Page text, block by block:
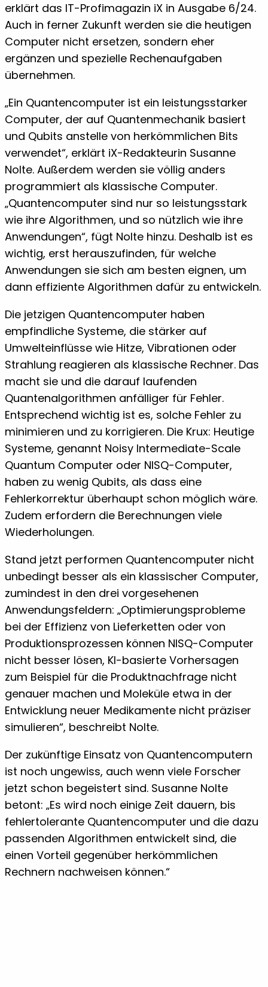
erklärt das IT-Profimagazin iX in Ausgabe 6/24.
Auch in ferner Zukunft werden sie die heutigen
Computer nicht ersetzen, sondern eher
ergänzen und spezielle Rechenaufgaben
übernehmen.
„Ein Quantencomputer ist ein leistungsstarker
Computer, der auf Quantenmechanik basiert
und Qubits anstelle von herkömmlichen Bits
verwendet“, erklärt iX-Redakteurin Susanne
Nolte. Außerdem werden sie völlig anders
programmiert als klassische Computer.
„Quantencomputer sind nur so leistungsstark
wie ihre Algorithmen, und so nützlich wie ihre
Anwendungen“, fügt Nolte hinzu. Deshalb ist es
wichtig, erst herauszufinden, für welche
Anwendungen sie sich am besten eignen, um
dann effiziente Algorithmen dafür zu entwickeln.
Die jetzigen Quantencomputer haben
empfindliche Systeme, die stärker auf
Umwelteinflüsse wie Hitze, Vibrationen oder
Strahlung reagieren als klassische Rechner. Das
macht sie und die darauf laufenden
Quantenalgorithmen anfälliger für Fehler.
Entsprechend wichtig ist es, solche Fehler zu
minimieren und zu korrigieren. Die Krux: Heutige
Systeme, genannt Noisy Intermediate-Scale
Quantum Computer oder NISQ-Computer,
haben zu wenig Qubits, als dass eine
Fehlerkorrektur überhaupt schon möglich wäre.
Zudem erfordern die Berechnungen viele
Wiederholungen.
Stand jetzt performen Quantencomputer nicht
unbedingt besser als ein klassischer Computer,
zumindest in den drei vorgesehenen
Anwendungsfeldern: „Optimierungsprobleme
bei der Effizienz von Lieferketten oder von
Produktionsprozessen können NISQ-Computer
nicht besser lösen, KI-basierte Vorhersagen
zum Beispiel für die Produktnachfrage nicht
genauer machen und Moleküle etwa in der
Entwicklung neuer Medikamente nicht präziser
simulieren“, beschreibt Nolte.
Der zukünftige Einsatz von Quantencomputern
ist noch ungewiss, auch wenn viele Forscher
jetzt schon begeistert sind. Susanne Nolte
betont: „Es wird noch einige Zeit dauern, bis
fehlertolerante Quantencomputer und die dazu
passenden Algorithmen entwickelt sind, die
einen Vorteil gegenüber herkömmlichen
Rechnern nachweisen können.“